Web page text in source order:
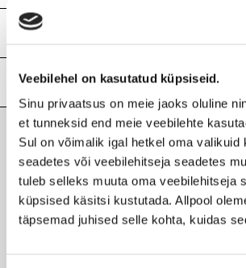
Veebilehel on kasutatud küpsiseid.
Sinu privaatsus on meie jaoks oluline
et tunneksid end meie veebilehte
Sul on võimalik igal hetkel oma valikuid
seadetes või veebilehitseja seadetes
tuleb selleks muuta oma veebilehitseja
küpsised käsitsi kustutada. Allpool
täpsemad juhised selle kohta, kuidas
Koostis
BUTTER GLYCERETH-8 ESTERS.
CAPRATE. POLYGLYCERYL-6
PHENOXYTHANOL, PO- TASSIUM
CAPRYLYL GLYCOL, CHLORPHENESIN,
LAURATE, NEOPENTYL GLYCOL
XANTHAN GUM, LAURYL GLUCOSIDE,
GLUCOSIDE, SODIUM PHYTATE, C15-19
EPILOBIUM FLEISCHERI EXTRACT,
SARCOSINE,
ORYZA SATIVA (RICE) BRAN EXTRACI,
Lisainfo
Kaubamärk
ORIBE
Laokood
H0193755
Ribakood
0840035220024
Viimati vaadatud